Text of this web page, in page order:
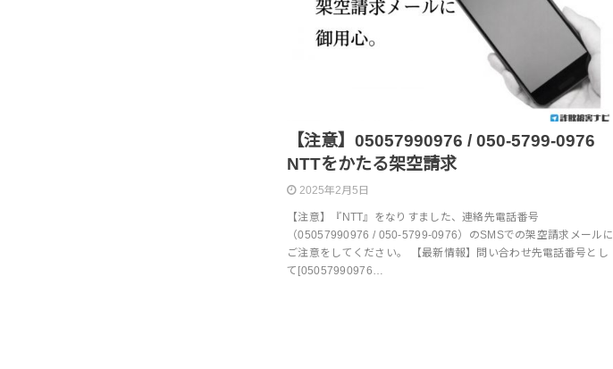
【注意】05057990976 / 050-5799-0976
NTTをかたる架空請求
2025年2月5日
【注意】『NTT』をなりすました、連絡先電話番号
（05057990976 / 050-5799-0976）のSMSでの架空請求メールに
ご注意をしてください。 【最新情報】問い合わせ先電話番号とし
て[05057990976…